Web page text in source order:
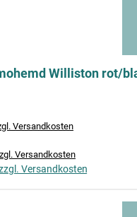
Williston rot/
Versandkosten
Versandkosten
Versandkosten